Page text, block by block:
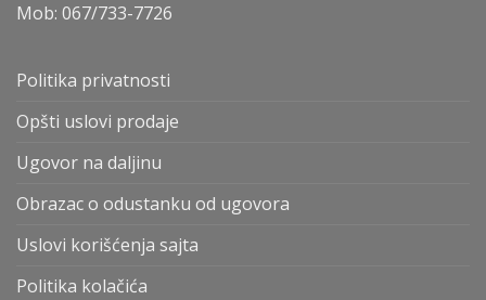
Mob: 067/733-7726
Politika privatnosti
Opšti uslovi prodaje
Ugovor na daljinu
Obrazac o odustanku od ugovora
Uslovi korišćenja sajta
Politika kolačića